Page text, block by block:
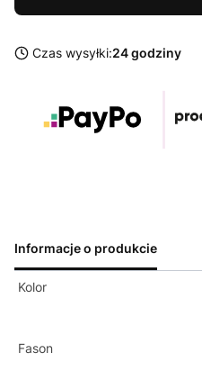
Czas wysyłki:24 godziny
Informacje o produkcie
Kolor
Fason